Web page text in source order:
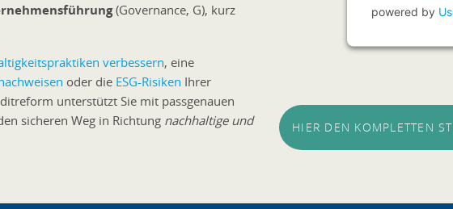
(Governance, G), kurz
verbessern, eine
oder die ESG-Risiken Ihrer
unterstützt Sie mit passgenauen
sicheren Weg in Richtung nachhaltige und
powered by
HIER DEN KOMPLETTEN